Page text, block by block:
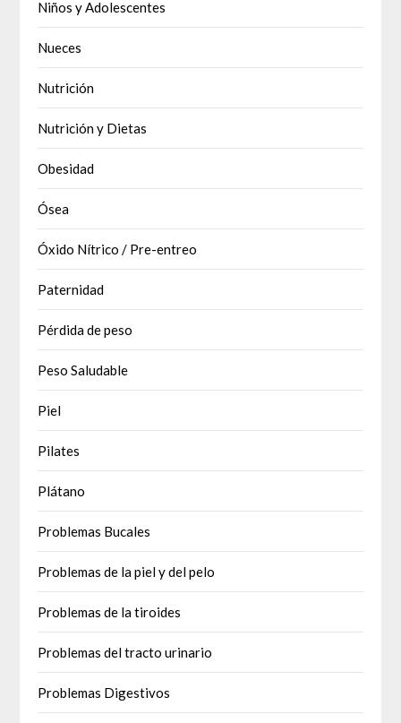
Niños y Adolescentes
Nueces
Nutrición
Nutrición y Dietas
Obesidad
Ósea
Óxido Nítrico / Pre-entreo
Paternidad
Pérdida de peso
Peso Saludable
Piel
Pilates
Plátano
Problemas Bucales
Problemas de la piel y del pelo
Problemas de la tiroides
Problemas del tracto urinario
Problemas Digestivos